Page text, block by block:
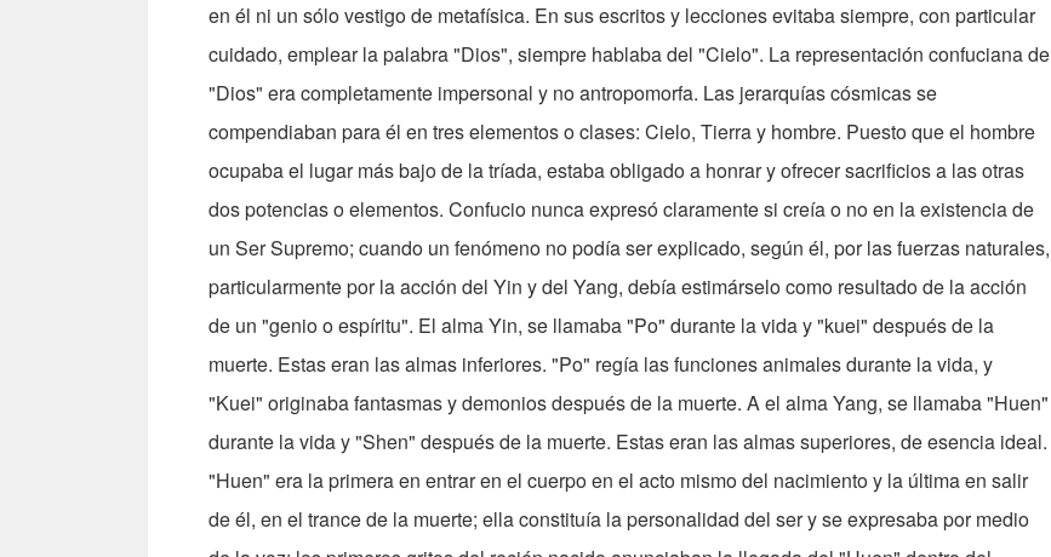
en él ni un sólo vestigo de metafísica. En sus escritos y lecciones evitaba siempre, con particular
cuidado, emplear la palabra "Dios", siempre hablaba del "Cielo". La representación confuciana de
"Dios" era completamente impersonal y no antropomorfa. Las jerarquías cósmicas se
compendiaban para él en tres elementos o clases: Cielo, Tierra y hombre. Puesto que el hombre
ocupaba el lugar más bajo de la tríada, estaba obligado a honrar y ofrecer sacrificios a las otras
dos potencias o elementos. Confucio nunca expresó claramente si creía o no en la existencia de
un Ser Supremo; cuando un fenómeno no podía ser explicado, según él, por las fuerzas naturales,
particularmente por la acción del Yin y del Yang, debía estimárselo como resultado de la acción
de un "genio o espíritu". El alma Yin, se llamaba "Po" durante la vida y "kuei" después de la
muerte. Estas eran las almas inferiores. "Po" regía las funciones animales durante la vida, y
"Kuei" originaba fantasmas y demonios después de la muerte. A el alma Yang, se llamaba "Huen"
durante la vida y "Shen" después de la muerte. Estas eran las almas superiores, de esencia ideal.
"Huen" era la primera en entrar en el cuerpo en el acto mismo del nacimiento y la última en salir
de él, en el trance de la muerte; ella constituía la personalidad del ser y se expresaba por medio